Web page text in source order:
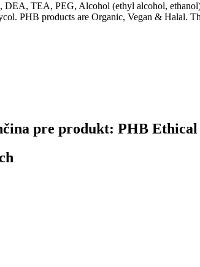
DEA, TEA, PEG, Alcohol (ethyl alcohol,
PHB products are Organic, Vegan & Halal.
pre produkt: PHB